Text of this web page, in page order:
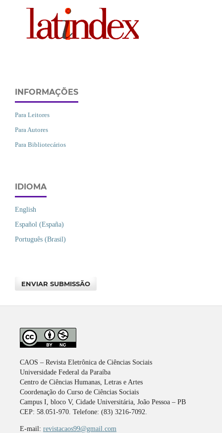
INFORMAÇÕES
Para Leitores
Para Autores
Para Bibliotecários
IDIOMA
English
Español (España)
Português (Brasil)
ENVIAR SUBMISSÃO
CAOS – Revista Eletrônica de Ciências Sociais
Universidade Federal da Paraíba
Centro de Ciências Humanas, Letras e Artes
Coordenação do Curso de Ciências Sociais
Campus I, bloco V, Cidade Universitária, João Pessoa – PB
CEP: 58.051-970. Telefone: (83) 3216-7092.
E-mail: revistacaos99@gmail.com